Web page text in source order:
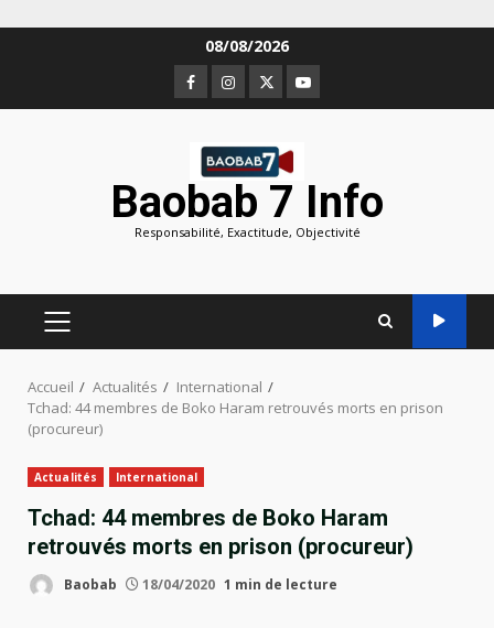
08/08/2026
Facebook
Instagram
TwitterYoutube
Baobab 7 Info
Responsabilité, Exactitude, Objectivité
MENU
PRINCIPAL
Accueil Actualités
International
Tchad: 44 membres de Boko Haram retrouvés morts en prison
(procureur)
Actualités International
Tchad: 44 membres de Boko Haram
retrouvés morts en prison (procureur)
Baobab 18/04/2020 1 min de lecture